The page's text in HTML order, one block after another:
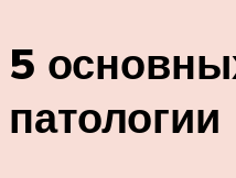
5
патологии